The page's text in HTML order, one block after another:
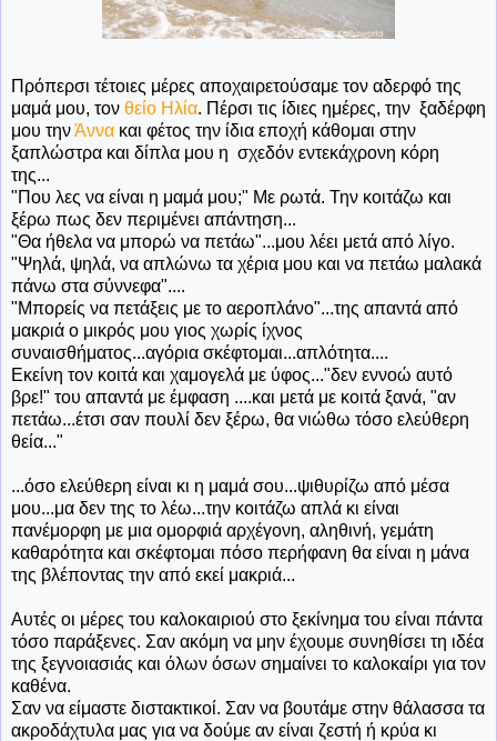
Πρόπερσι τέτοιες μέρες αποχαιρετούσαμε τον αδερφό της
μαμά μου, τον θείο Ηλία. Πέρσι τις ίδιες ημέρες, την ξαδέρφη
μου τηνΆννα και φέτος την ίδια εποχή κάθομαι στην
ξαπλώστρα και δίπλα μου η σχεδόν εντεκάχρονη κόρη
της...
"Που λες να είναι η μαμά μου;" Με ρωτά. Την κοιτάζω και
ξέρω πως δεν περιμένει απάντηση...
"Θα ήθελα να μπορώ να πετάω"...μου λέει μετά από λίγο.
"Ψηλά, ψηλά, να απλώνω τα χέρια μου και να πετάω μαλακά
πάνω στα σύννεφα"....
"Μπορείς να πετάξεις με το αεροπλάνο"...της απαντά από
μακριά ο μικρός μου γιος χωρίς ίχνος
συναισθήματος...αγόρια σκέφτομαι...απλότητα....
Εκείνη τον κοιτά και χαμογελά με ύφος..."δεν εννοώ αυτό
βρε!" του απαντά με έμφαση ....και μετά με κοιτά ξανά, "αν
πετάω...έτσι σαν πουλί δεν ξέρω, θα νιώθω τόσο ελεύθερη
θεία..."
...όσο ελεύθερη είναι κι η μαμά σου...ψιθυρίζω από μέσα
μου...μα δεν της το λέω...την κοιτάζω απλά κι είναι
πανέμορφη με μια ομορφιά αρχέγονη, αληθινή, γεμάτη
καθαρότητα και σκέφτομαι πόσο περήφανη θα είναι η μάνα
της βλέποντας την από εκεί μακριά...
Αυτές οι μέρες του καλοκαιριού στο ξεκίνημα του είναι πάντα
τόσο παράξενες. Σαν ακόμη να μην έχουμε συνηθίσει τη ιδέα
της ξεγνοιασιάς και όλων όσων σημαίνει το καλοκαίρι για τον
καθένα.
Σαν να είμαστε διστακτικοί. Σαν να βουτάμε στην θάλασσα τα
ακροδάχτυλα μας για να δούμε αν είναι ζεστή ή κρύα κι